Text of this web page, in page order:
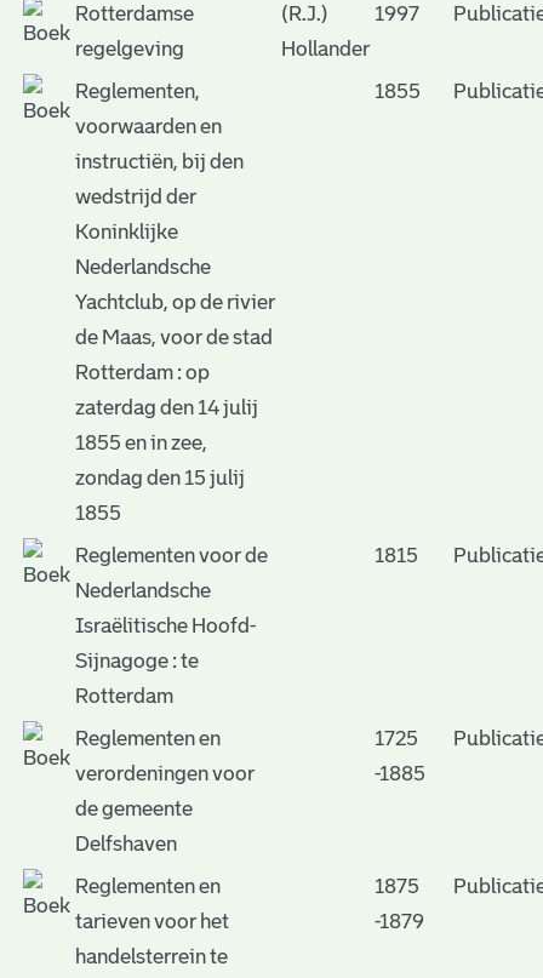
Rotterdamse
regelgeving
(R.J.)
Hollander
1997
Reglementen,
voorwaarden en
instructiën, bij den
wedstrijd der
Koninklijke
Nederlandsche
Yachtclub, op de rivier
de Maas, voor de stad
Rotterdam : op
zaterdag den 14 julij
1855 en in zee,
zondag den 15 julij
1855
1855
Reglementen voor de
Nederlandsche
Israëlitische Hoofd-
Sijnagoge : te
Rotterdam
1815
Reglementen en
verordeningen voor
de gemeente
Delfshaven
1725
-1885
Reglementen en
tarieven voor het
handelsterrein te
1875
-1879